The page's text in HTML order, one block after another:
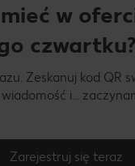
w
czwartku?
Zeskanuj kod QR
i…
Zarejestruj się teraz